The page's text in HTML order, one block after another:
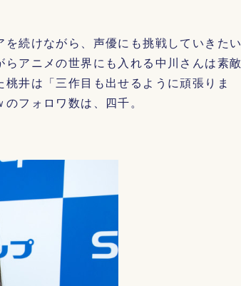
続けながら、声優にも挑戦していきたい
アニメの世界にも入れる中川さんは素敵
井は「三作目も出せるように頑張りま
フォロワ数は、四千。